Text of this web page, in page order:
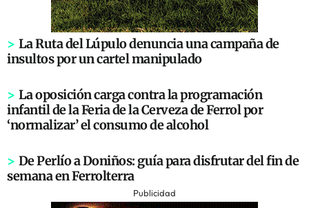
> La Ruta del Lúpulo denuncia una campaña de
insultos por un cartel manipulado
> La oposición carga contra la programación
infantil de la Feria de la Cerveza de Ferrol por
‘normalizar’ el consumo de alcohol
> De Perlío a Doniños: guía para disfrutar del fin de
semana en Ferrolterra
Publicidad